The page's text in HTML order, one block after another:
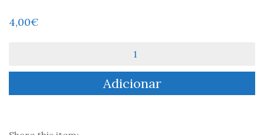
4,00€
Actualidade
#8:
Adicionar